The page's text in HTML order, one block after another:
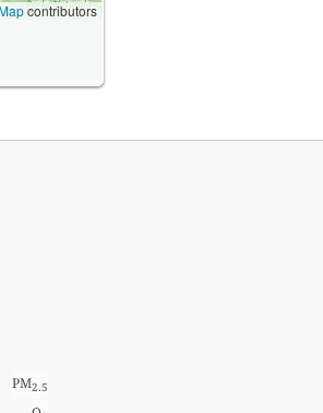
contributors
PM2.5